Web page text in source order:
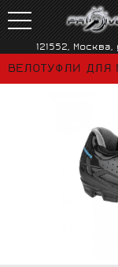
121552,
ВЕЛОТУФЛИ ДЛЯ